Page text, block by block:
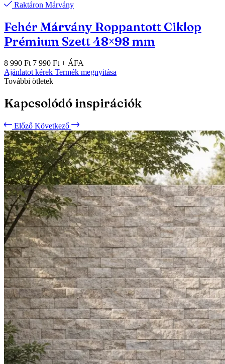
Raktáron Márvány
Fehér Márvány Roppantott Ciklop
Prémium Szett 48×98 mm
8 990 Ft 7 990 Ft + ÁFA
Ajánlatot kérek Termék megnyitása
További ötletek
Kapcsolódó inspirációk
Előző Következő